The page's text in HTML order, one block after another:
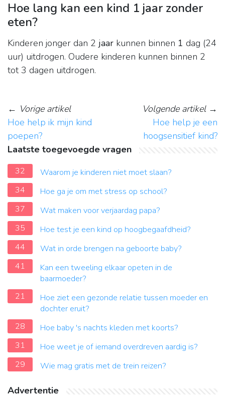
Hoe lang kan een kind 1 jaar zonder
eten?
Kinderen jonger dan 2 jaar kunnen binnen 1 dag (24
uur) uitdrogen. Oudere kinderen kunnen binnen 2
tot 3 dagen uitdrogen.
← Vorige artikel
Hoe help ik mijn kind
poepen?
Volgende artikel→
Hoe help je een
hoogsensitief kind?
Laatste toegevoegde vragen
32
Waarom je kinderen niet moet slaan?
34
Hoe ga je om met stress op school?
37
Wat maken voor verjaardag papa?
35
Hoe test je een kind op hoogbegaafdheid?
44
Wat in orde brengen na geboorte baby?
41
Kan een tweeling elkaar opeten in de
baarmoeder?
21
Hoe ziet een gezonde relatie tussen moeder en
dochter eruit?
28
Hoe baby 's nachts kleden met koorts?
31
Hoe weet je of iemand overdreven aardig is?
29
Wie mag gratis met de trein reizen?
Advertentie